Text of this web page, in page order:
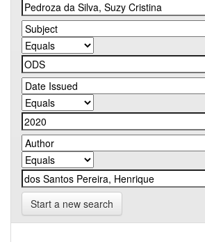
Start a new search